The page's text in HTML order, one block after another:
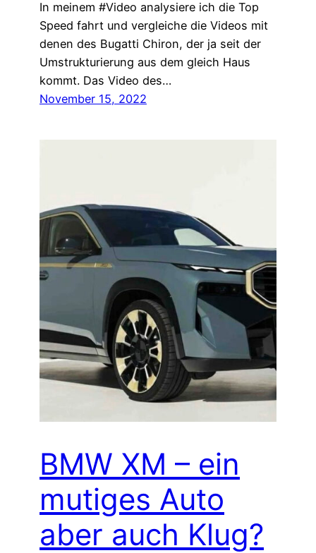
In meinem #Video analysiere ich die Top
Speed fahrt und vergleiche die Videos mit
denen des Bugatti Chiron, der ja seit der
Umstrukturierung aus dem gleich Haus
kommt. Das Video des…
November 15, 2022
BMW XM – ein
mutiges Auto
aber auch Klug?